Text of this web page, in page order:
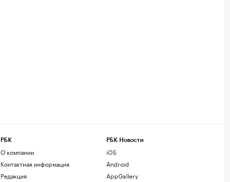
РБК
О компании
Контактная информация
Редакция
РБК Новости
iOS
Android
AppGallery